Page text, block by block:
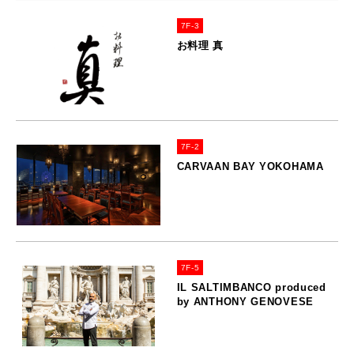
7F-3
お料理 真
7F-2
CARVAAN BAY YOKOHAMA
7F-5
IL SALTIMBANCO produced
by ANTHONY GENOVESE